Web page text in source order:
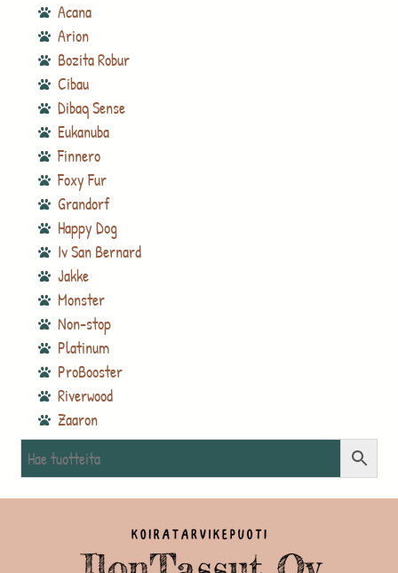
Acana
Arion
Bozita Robur
Cibau
Dibaq Sense
Eukanuba
Finnero
Foxy Fur
Grandorf
Happy Dog
Iv San Bernard
Jakke
Monster
Non-stop
Platinum
ProBooster
Riverwood
Zaaron